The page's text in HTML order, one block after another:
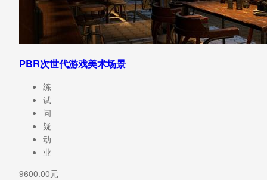
PBR次世代游戏美术场景
练
试
问
疑
动
业
9600.00元